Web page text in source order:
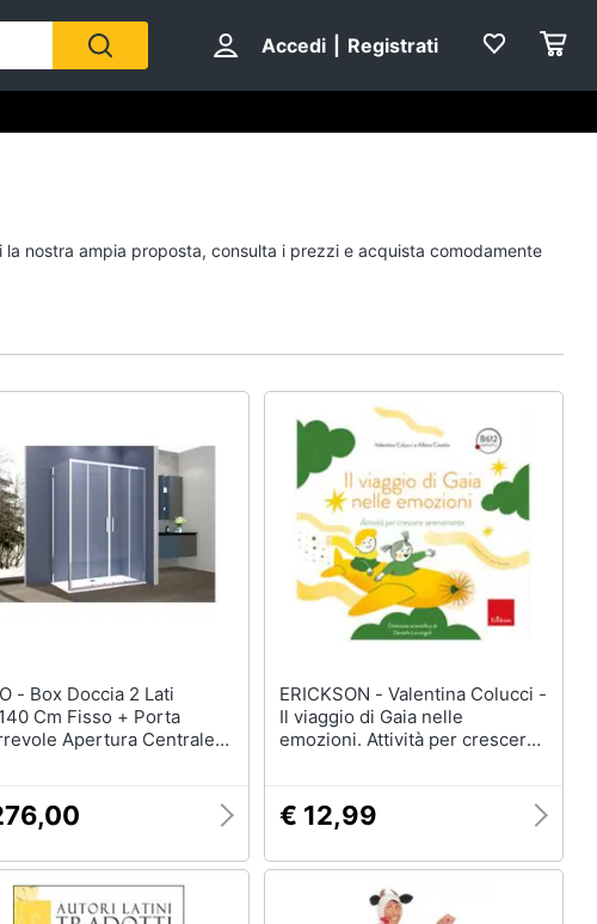
Accedi Registrati
nostra ampia proposta, consulta i prezzi e acquista comodamente
2 Lati
Cm Fisso + Porta
Apertura Centrale
ERICKSON - Valentina Colucci -
Il viaggio di Gaia nelle
emozioni. Attività per crescere
€ 12,99